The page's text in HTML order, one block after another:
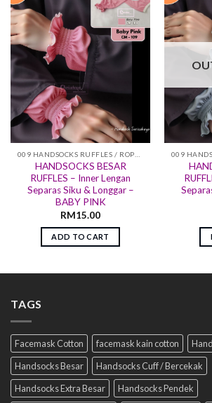
Add to
wishlist
009 HANDSOCKS RUFFLES / ROPOL
HANDSOCKS BESAR
RUFFLES – Inner Lengan
Separas Siku & Longgar –
BABY PINK
RM15.00
ADD TO CART
TAGS
Facemask Cotton facemask kain cotton
Handsocks Besar
Handsocks Cuff / Bercekak
Handsocks Extra Besar
Handsocks Pendek